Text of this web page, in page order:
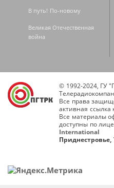
В путь! По-новому
Великая Отечественная
война
© 1992-2024, ГУ
Все права
активная ссылка
Все материалы
доступны по
International
Приднестровье,